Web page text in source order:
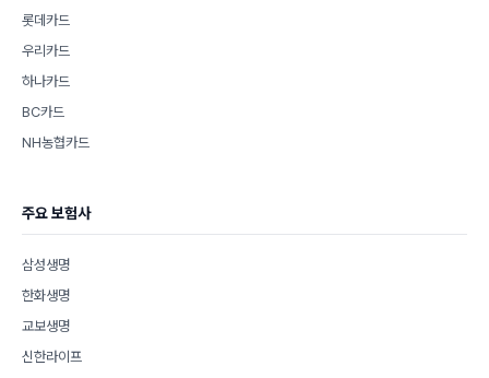
롯데카드
우리카드
하나카드
BC카드
NH농협카드
주요 보험사
삼성생명
한화생명
교보생명
신한라이프